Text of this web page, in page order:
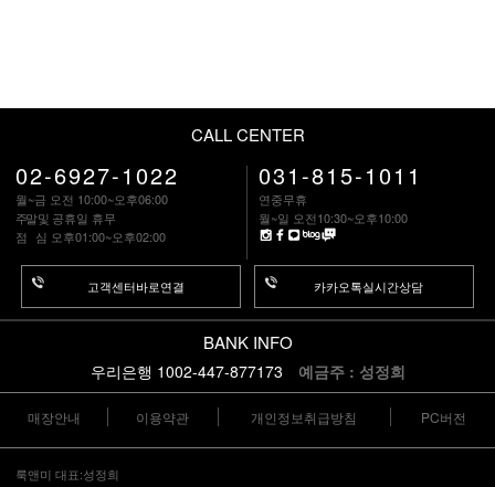
CALL CENTER
02-6927-1022
월~금 오전 10:00~오후06:00
주말및 공휴일 휴무
점 심 오후01:00~오후02:00
고객센터바로연결
031-815-1011
연중무휴
월~일 오전10:30~오후10:00
카카오톡실시간상담
BANK INFO
우리은행 1002-447-877173 예금주 : 성정희
매장안내 이용약관 개인정보취급방침 PC버전
룩앤미 대표:성정희